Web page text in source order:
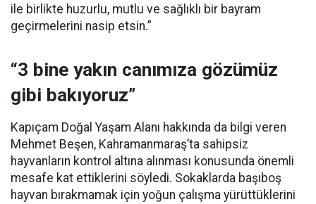
ile birlikte huzurlu, mutlu ve sağlıklı bir bayram
geçirmelerini nasip etsin.”
“3 bine yakın canımıza gözümüz
gibi bakıyoruz”
Kapıçam Doğal Yaşam Alanı hakkında da bilgi veren
Mehmet Beşen, Kahramanmaraş’ta sahipsiz
hayvanların kontrol altına alınması konusunda önemli
mesafe kat ettiklerini söyledi. Sokaklarda başıboş
hayvan bırakmamak için yoğun çalışma yürüttüklerini